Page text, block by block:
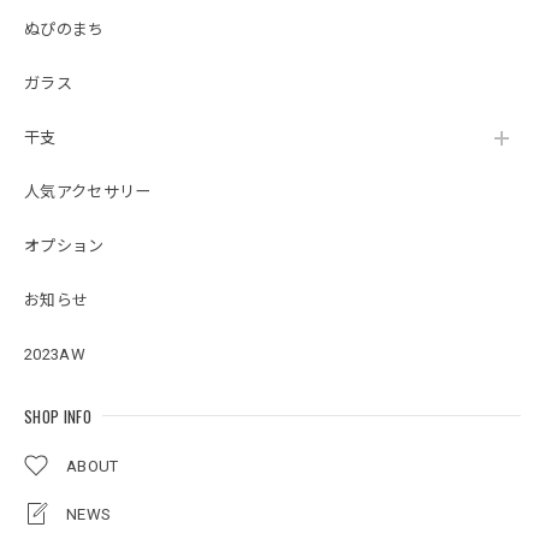
ぬぴのまち
ガラス
干支
人気アクセサリー
オプション
お知らせ
2023AW
SHOP INFO
ABOUT
NEWS